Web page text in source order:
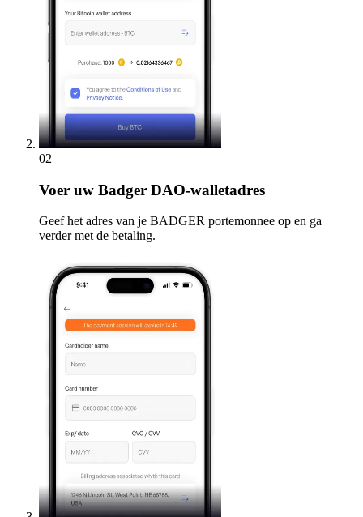
02
Voer uw Badger DAO-walletadres
Geef het adres van je BADGER portemonnee op en ga
verder met de betaling.